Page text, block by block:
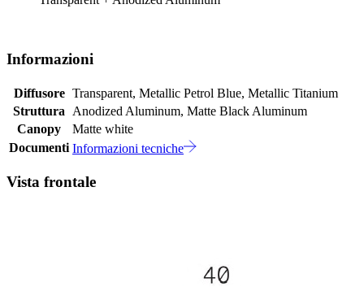
Informazioni
Diffusore Transparent, Metallic Petrol Blue, Metallic Titanium
Struttura
Anodized Aluminum, Matte Black Aluminum
Canopy
Matte white
Documenti Informazioni tecniche
Vista frontale